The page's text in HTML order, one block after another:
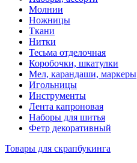
Молнии
Ножницы
Ткани
Нитки
Тесьма отделочная
Коробочки, шкатулки
Мел, карандаши, маркеры
Игольницы
Инструменты
Лента капроновая
Наборы для шитья
Фетр декоративный
Товары для скрапбукинга